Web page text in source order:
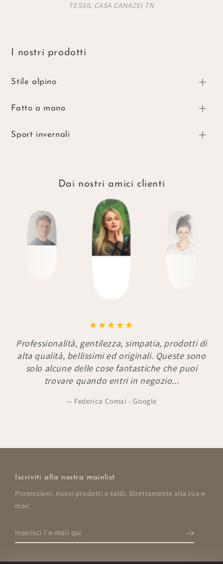
TESSIL CASA CANAZEI TN
I nostri prodotti
Stile alpino
Fatto a mano
Sport invernali
Dai nostri amici clienti
Bellissimi gli articoli, ottima qualità ma
soprattutto professionalità e disponibilità..
Marikla Calmero - Facebook
mail.
Inserisci
mail
qui